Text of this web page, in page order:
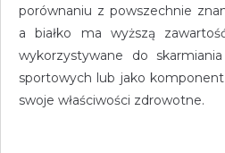
porównaniu z powszechnie
a białko ma wyższą
wykorzystywane do
sportowych lub jako
swoje właściwości zdrowotne.